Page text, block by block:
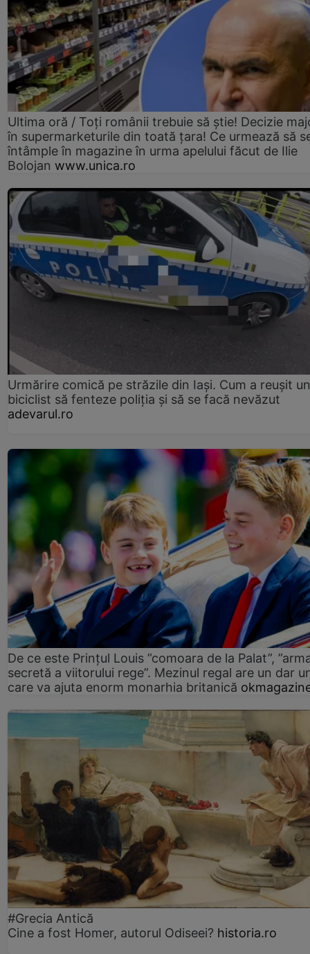
Ultima oră / Toți românii trebuie să știe! Decizie
în supermarketurile din toată țara! Ce urmează să
întâmple în magazine în urma apelului făcut de Ilie
Bolojan www.unica.ro
Urmărire comică pe străzile din Iași. Cum a reușit un
biciclist să fenteze poliția și să se facă nevăzut
adevarul.ro
De ce este Prințul Louis ”comoara de la Palat”,
secretă a viitorului rege”. Mezinul regal are un dar
care va ajuta enorm monarhia britanică
#Grecia Antică
Cine a fost Homer, autorul Odiseei? historia.ro